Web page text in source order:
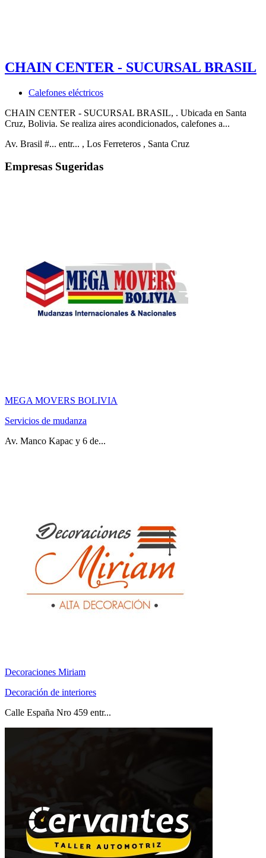
CHAIN CENTER - SUCURSAL BRASIL
Calefones eléctricos
CHAIN CENTER - SUCURSAL BRASIL, . Ubicada en Santa
Cruz, Bolivia. Se realiza aires acondicionados, calefones a...
Av. Brasil #... entr... , Los Ferreteros , Santa Cruz
Empresas Sugeridas
MEGA MOVERS BOLIVIA
Servicios de mudanza
Av. Manco Kapac y 6 de...
Decoraciones Miriam
Decoración de interiores
Calle España Nro 459 entr...